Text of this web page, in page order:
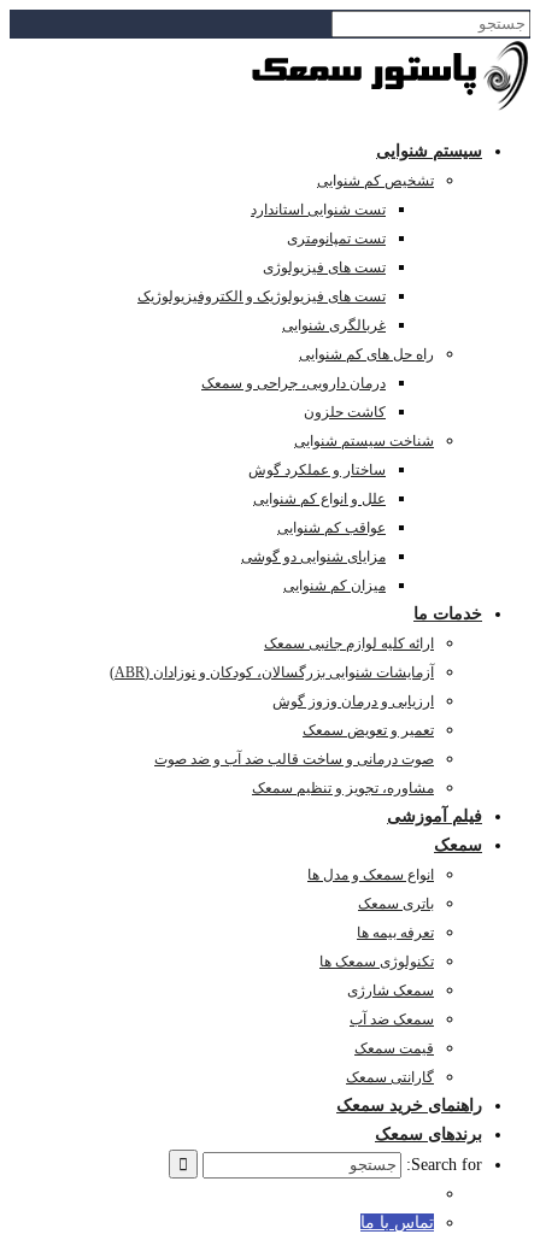
سیستم شنوایی
تشخیص کم شنوایی
تست شنوایی استاندارد
تست تمپانومتری
تست های فیزیولوژی
تست های فیزیولوژیک و الکتروفیزیولوژیک
غربالگری شنوایی
راه حل های کم شنوایی
درمان دارویی، جراحی و سمعک
کاشت حلزون
شناخت سیستم شنوایی
ساختار و عملکرد گوش
علل و انواع کم شنوایی
عواقب کم شنوایی
مزایای شنوایی دو گوشی
میزان کم شنوایی
خدمات ما
ارائه کلیه لوازم جانبی سمعک
آزمایشات شنوایی بزرگسالان، کودکان و نوزادان (ABR)
ارزیابی و درمان وزوز گوش
تعمیر و تعویض سمعک
صوت درمانی و ساخت قالب ضد آب و ضد صوت
مشاوره، تجویز و تنظیم سمعک
فیلم آموزشی
سمعک
انواع سمعک و مدل ها
باتری سمعک
تعرفه بیمه ها
تکنولوژی سمعک ها
سمعک شارژی
سمعک ضد آب
قیمت سمعک
گارانتی سمعک
راهنمای خرید سمعک
برندهای سمعک
Search for:
تماس با ما